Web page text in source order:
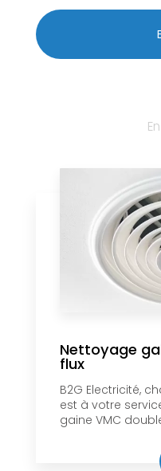
Nettoyage
flux
B2G Electricité,
est à votre
gaine VMC